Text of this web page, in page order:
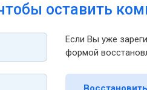
оставить
Если Вы уже
формой